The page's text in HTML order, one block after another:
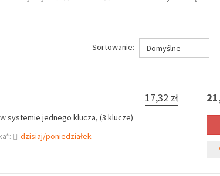
Sortowanie: Domyślne
w systemie jednego klucza, (3 klucze)
dzisiaj/poniedziałek
17,32 zł